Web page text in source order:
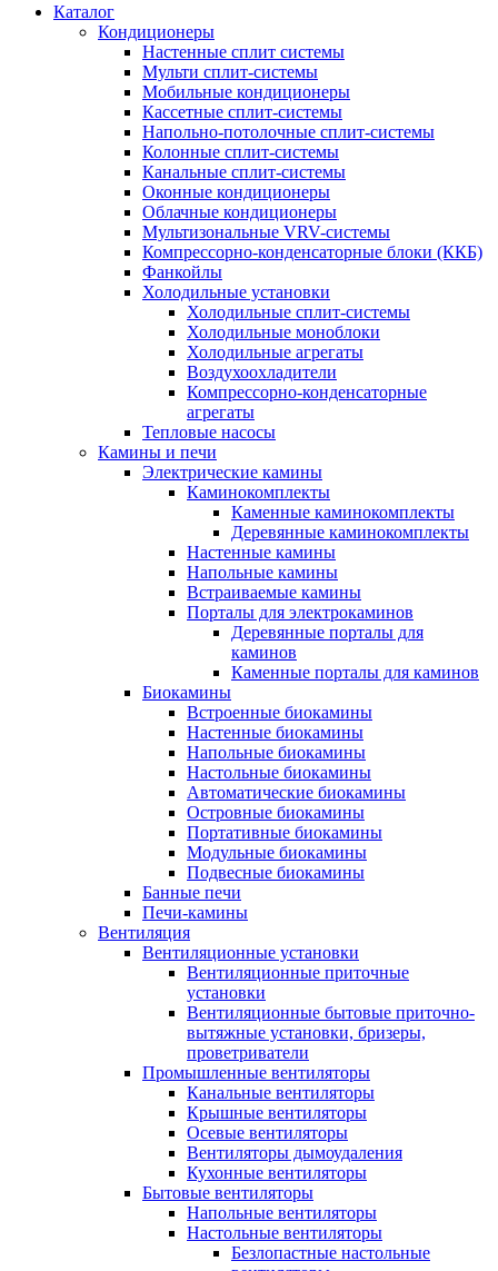
Каталог
Кондиционеры
Настенные сплит системы
Мульти сплит-системы
Мобильные кондиционеры
Кассетные сплит-системы
Напольно-потолочные сплит-системы
Колонные сплит-системы
Канальные сплит-системы
Оконные кондиционеры
Облачные кондиционеры
Мультизональные VRV-системы
Компрессорно-конденсаторные блоки (ККБ)
Фанкойлы
Холодильные установки
Холодильные сплит-системы
Холодильные моноблоки
Холодильные агрегаты
Воздухоохладители
Компрессорно-конденсаторные
агрегаты
Тепловые насосы
Камины и печи
Электрические камины
Каминокомплекты
Каменные каминокомплекты
Деревянные каминокомплекты
Настенные камины
Напольные камины
Встраиваемые камины
Порталы для электрокаминов
Деревянные порталы для
каминов
Каменные порталы для каминов
Биокамины
Встроенные биокамины
Настенные биокамины
Напольные биокамины
Настольные биокамины
Автоматические биокамины
Островные биокамины
Портативные биокамины
Модульные биокамины
Подвесные биокамины
Банные печи
Печи-камины
Вентиляция
Вентиляционные установки
Вентиляционные приточные
установки
Вентиляционные бытовые приточно-
вытяжные установки, бризеры,
проветриватели
Промышленные вентиляторы
Канальные вентиляторы
Крышные вентиляторы
Осевые вентиляторы
Вентиляторы дымоудаления
Кухонные вентиляторы
Бытовые вентиляторы
Напольные вентиляторы
Настольные вентиляторы
Безлопастные настольные